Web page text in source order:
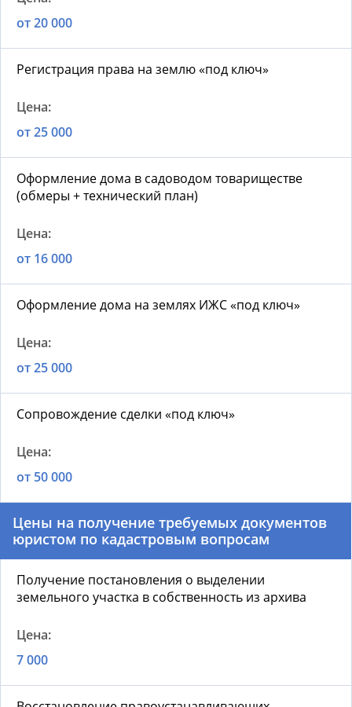
от 20 000
Регистрация права на землю «под ключ»
от 25 000
Оформление дома в садоводом товариществе
(обмеры + технический план)
от 16 000
Оформление дома на землях ИЖС «под ключ»
от 25 000
Сопровождение сделки «под ключ»
от 50 000
Цены на получение требуемых документов
юристом по кадастровым вопросам
Получение постановления о выделении
земельного участка в собственность из архива
7 000